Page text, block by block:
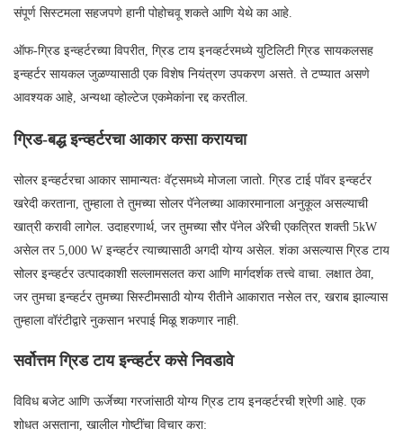
संपूर्ण सिस्टमला सहजपणे हानी पोहोचवू शकते आणि येथे का आहे.
ऑफ-ग्रिड इन्व्हर्टरच्या विपरीत, ग्रिड टाय इनव्हर्टरमध्ये युटिलिटी ग्रिड सायकलसह
इन्व्हर्टर सायकल जुळण्यासाठी एक विशेष नियंत्रण उपकरण असते. ते टप्प्यात असणे
आवश्यक आहे, अन्यथा व्होल्टेज एकमेकांना रद्द करतील.
ग्रिड-बद्ध इन्व्हर्टरचा आकार कसा करायचा
सोलर इन्व्हर्टरचा आकार सामान्यतः वॅट्समध्ये मोजला जातो. ग्रिड टाई पॉवर इन्व्हर्टर
खरेदी करताना, तुम्हाला ते तुमच्या सोलर पॅनेलच्या आकारमानाला अनुकूल असल्याची
खात्री करावी लागेल. उदाहरणार्थ, जर तुमच्या सौर पॅनेल ॲरेची एकत्रित शक्ती 5kW
असेल तर 5,000 W इन्व्हर्टर त्याच्यासाठी अगदी योग्य असेल. शंका असल्यास ग्रिड टाय
सोलर इन्व्हर्टर उत्पादकाशी सल्लामसलत करा आणि मार्गदर्शक तत्त्वे वाचा. लक्षात ठेवा,
जर तुमचा इन्व्हर्टर तुमच्या सिस्टीमसाठी योग्य रीतीने आकारात नसेल तर, खराब झाल्यास
तुम्हाला वॉरंटीद्वारे नुकसान भरपाई मिळू शकणार नाही.
सर्वोत्तम ग्रिड टाय इन्व्हर्टर कसे निवडावे
विविध बजेट आणि ऊर्जेच्या गरजांसाठी योग्य ग्रिड टाय इनव्हर्टरची श्रेणी आहे. एक
शोधत असताना, खालील गोष्टींचा विचार करा: